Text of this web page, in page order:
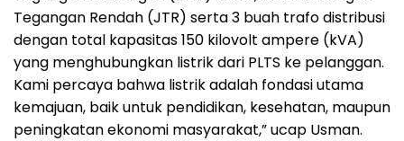
Tegangan Rendah (JTR) serta 3 buah trafo distribusi
dengan total kapasitas 150 kilovolt ampere (kVA)
yang menghubungkan listrik dari PLTS ke pelanggan.
Kami percaya bahwa listrik adalah fondasi utama
kemajuan, baik untuk pendidikan, kesehatan, maupun
peningkatan ekonomi masyarakat,” ucap Usman.